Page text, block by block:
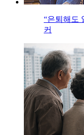
“은퇴해도
커